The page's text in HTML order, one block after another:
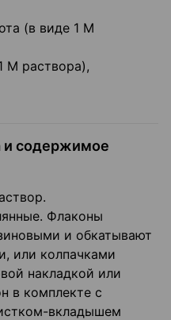
(в виде 1 М
М раствора),
и содержимое
Флаконы
и обкатывают
или колпачками
накладкой или
в комплекте с
вкладышем